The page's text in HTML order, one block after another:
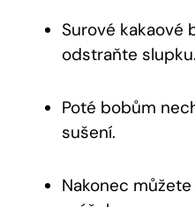
Surové kakaové⁤
odstraňte slupku.
Poté bobům
sušení.
Nakonec⁣